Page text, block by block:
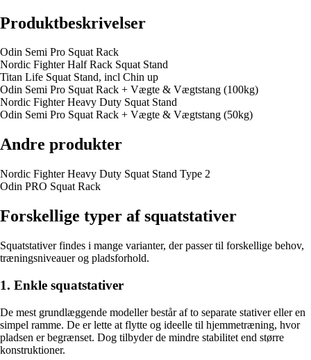
Produktbeskrivelser
Odin Semi Pro Squat Rack
Nordic Fighter Half Rack Squat Stand
Titan Life Squat Stand, incl Chin up
Odin Semi Pro Squat Rack + Vægte & Vægtstang (100kg)
Nordic Fighter Heavy Duty Squat Stand
Odin Semi Pro Squat Rack + Vægte & Vægtstang (50kg)
Andre produkter
Nordic Fighter Heavy Duty Squat Stand Type 2
Odin PRO Squat Rack
Forskellige typer af squatstativer
Squatstativer findes i mange varianter, der passer til forskellige behov,
træningsniveauer og pladsforhold.
1. Enkle squatstativer
De mest grundlæggende modeller består af to separate stativer eller en
simpel ramme. De er lette at flytte og ideelle til hjemmetræning, hvor
pladsen er begrænset. Dog tilbyder de mindre stabilitet end større
konstruktioner.